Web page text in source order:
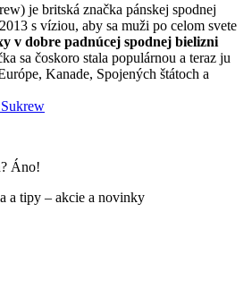
je britská značka pánskej spodnej
s víziou, aby sa muži po celom svete
v dobre padnúcej spodnej bielizni
sa čoskoro stala populárnou a teraz ju
Kanade, Spojených štátoch a
Áno!
a tipy – akcie a novinky